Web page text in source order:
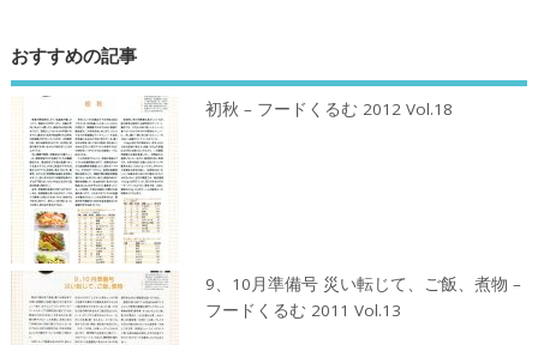
おすすめの記事
初秋 – フードくるむ 2012 Vol.18
9、10月準備号 災い転じて、ご飯、煮物 –
フードくるむ 2011 Vol.13